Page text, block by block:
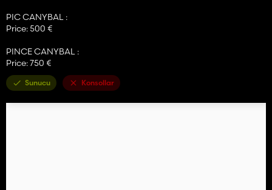
PIC CANYBAL :
Price: 500 €
PINCE CANYBAL :
Price: 750 €
Sunucu Konsollar